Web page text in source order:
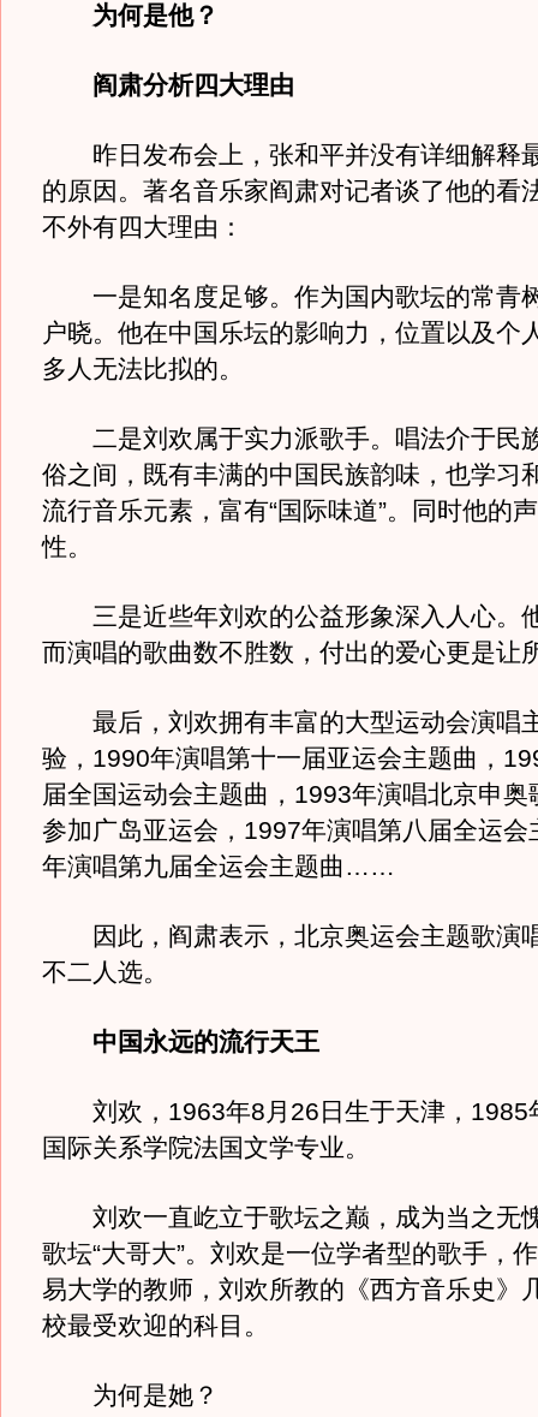
为何是他？
阎肃分析四大理由
昨日发布会上，张和平并没有详细解释
的原因。著名音乐家阎肃对记者谈了他的看
不外有四大理由：
一是知名度足够。作为国内歌坛的常青
户晓。他在中国乐坛的影响力，位置以及个
多人无法比拟的。
二是刘欢属于实力派歌手。唱法介于民
俗之间，既有丰满的中国民族韵味，也学习
流行音乐元素，富有“国际味道”。同时他的
性。
三是近些年刘欢的公益形象深入人心。
而演唱的歌曲数不胜数，付出的爱心更是让
最后，刘欢拥有丰富的大型运动会演唱
验，1990年演唱第十一届亚运会主题曲，
届全国运动会主题曲，1993年演唱北京申奥
参加广岛亚运会，1997年演唱第八届全运会
年演唱第九届全运会主题曲……
因此，阎肃表示，北京奥运会主题歌演
不二人选。
中国永远的流行天王
刘欢，1963年8月26日生于天津，1985
国际关系学院法国文学专业。
刘欢一直屹立于歌坛之巅，成为当之无
歌坛“大哥大”。刘欢是一位学者型的歌手，
易大学的教师，刘欢所教的《西方音乐史》
校最受欢迎的科目。
为何是她？